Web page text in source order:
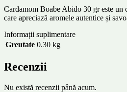
Cardamom Boabe Abido 30 gr este un
care apreciază aromele autentice și
Informații suplimentare
Greutate 0.30 kg
Recenzii
Nu există recenzii până acum.